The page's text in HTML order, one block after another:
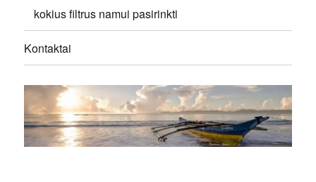
kokius filtrus namui pasirinkti
Kontaktai